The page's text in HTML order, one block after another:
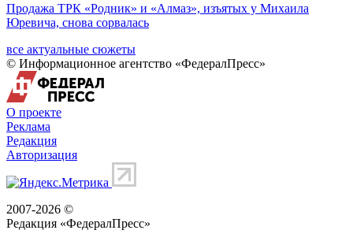
Продажа ТРК «Родник» и «Алмаз», изъятых у Михаила
Юревича, снова сорвалась
все актуальные сюжеты
© Информационное агентство «ФедералПресс»
О проекте
Реклама
Редакция
Авторизация
2007-2026 ©
Редакция «ФедералПресс»